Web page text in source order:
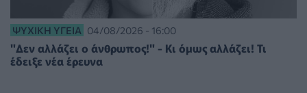
ΨΥΧΙΚΉ ΥΓΕΊΑ 04/08/2026 - 16:00
"Δεν αλλάζει ο άνθρωπος!" - Κι όμως αλλάζει! Τι
έδειξε νέα έρευνα